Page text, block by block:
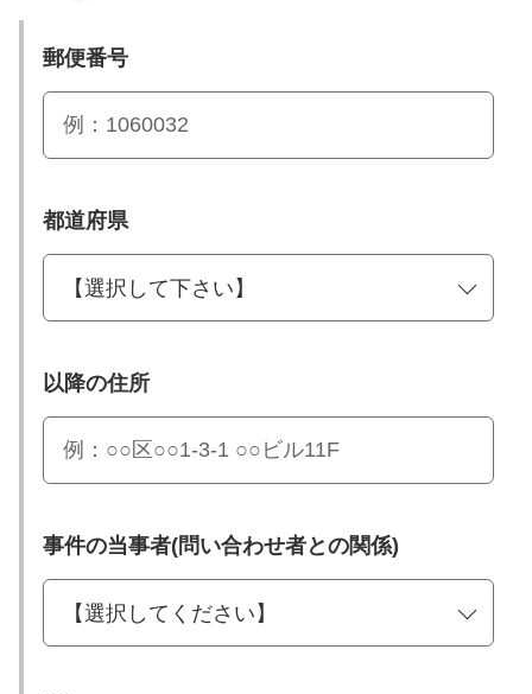
郵便番号
都道府県
以降の住所
事件の当事者(問い合わせ者との関係)